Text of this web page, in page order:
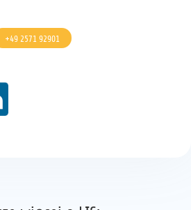
+49 2571 92901